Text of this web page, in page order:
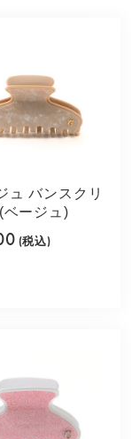
ュ バンスクリ
ベージュ)
(税込)